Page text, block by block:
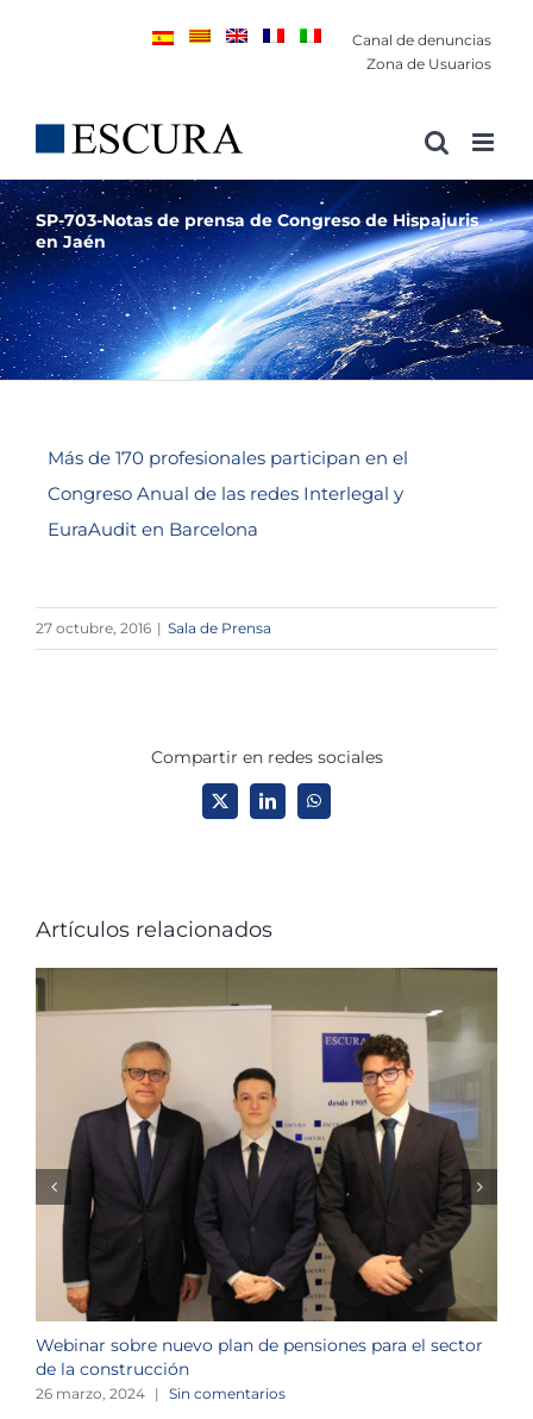
Canal de denuncias
Zona de Usuarios
SP-703-Notas de prensa de Congreso de Hispajuris
en Jaén
Más de 170 profesionales participan en el
Congreso Anual de las redes Interlegal y
EuraAudit en Barcelona
27 octubre, 2016 | Sala de Prensa
Compartir en redes sociales
X LinkedInWhatsApp
Artículos relacionados
Webinar sobre nuevo plan de pensiones para el sector
de la construcción
26 marzo, 2024 | Sin comentarios